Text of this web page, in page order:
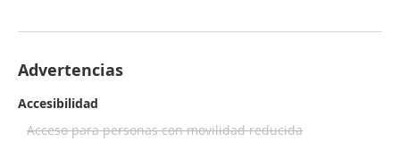
Advertencias
Accesibilidad
Acceso para personas con movilidad reducida